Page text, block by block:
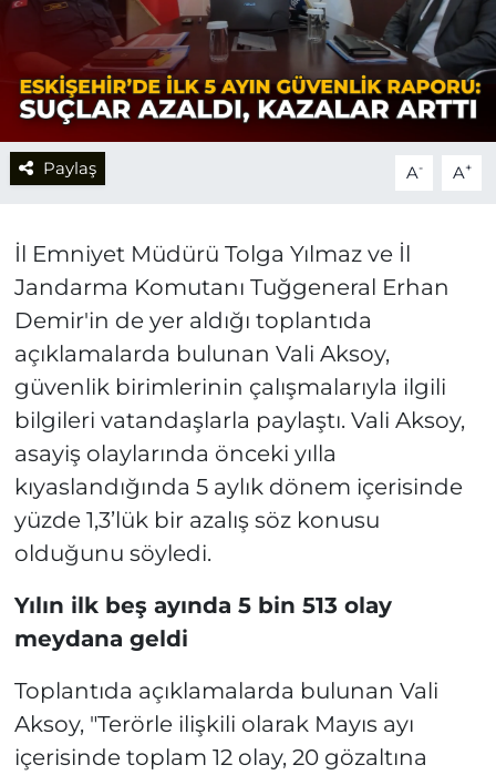
Paylaş A- A+
İl Emniyet Müdürü Tolga Yılmaz ve İl
Jandarma Komutanı Tuğgeneral Erhan
Demir'in de yer aldığı toplantıda
açıklamalarda bulunan Vali Aksoy,
güvenlik birimlerinin çalışmalarıyla ilgili
bilgileri vatandaşlarla paylaştı. Vali Aksoy,
asayiş olaylarında önceki yılla
kıyaslandığında 5 aylık dönem içerisinde
yüzde 1,3’lük bir azalış söz konusu
olduğunu söyledi.
Yılın ilk beş ayında 5 bin 513 olay
meydana geldi
Toplantıda açıklamalarda bulunan Vali
Aksoy, "Terörle ilişkili olarak Mayıs ayı
içerisinde toplam 12 olay, 20 gözaltına